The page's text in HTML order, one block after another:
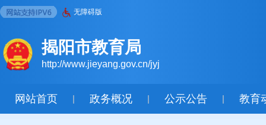
无障碍版
揭阳市教育局
http://www.jieyang.gov.cn/jyj
网站首页 | 政务概况 | 公示公告 | 教育